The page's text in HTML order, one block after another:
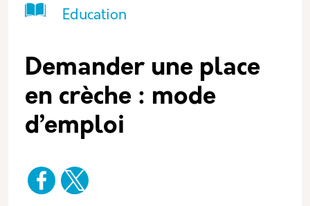
Catégorie principale
IconeNom
Education
Demander une place
en crèche : mode
d’emploi